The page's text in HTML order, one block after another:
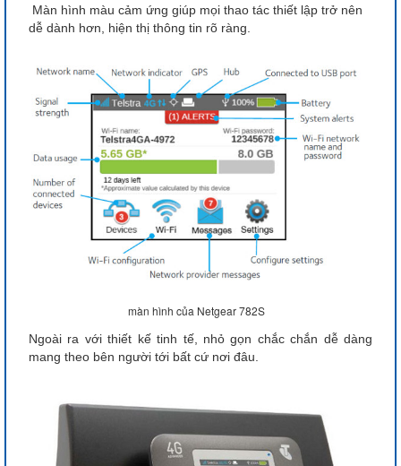
Màn hình màu cảm ứng giúp mọi thao tác thiết lập trở nên
dễ dành hơn, hiện thị thông tin rõ ràng.
màn hình của Netgear 782S
Ngoài ra với thiết kế tinh tế, nhỏ gọn chắc chắn dễ dàng
mang theo bên người tới bất cứ nơi đâu.